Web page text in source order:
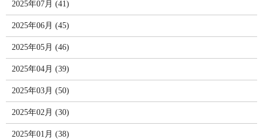
2025年07月 (41)
2025年06月 (45)
2025年05月 (46)
2025年04月 (39)
2025年03月 (50)
2025年02月 (30)
2025年01月 (38)